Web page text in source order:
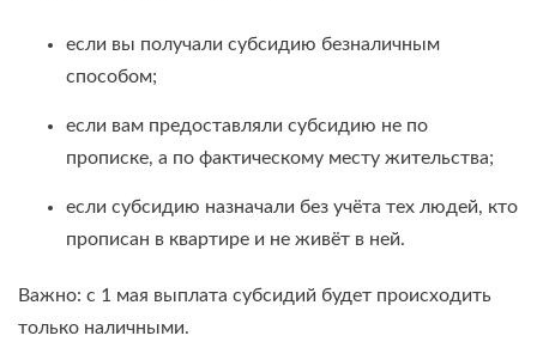
если вы получали субсидию безналичным
способом;
если вам предоставляли субсидию не по
прописке, а по фактическому месту жительства;
если субсидию назначали без учёта тех людей, кто
прописан в квартире и не живёт в ней.
Важно: с 1 мая выплата субсидий будет происходить
только наличными.